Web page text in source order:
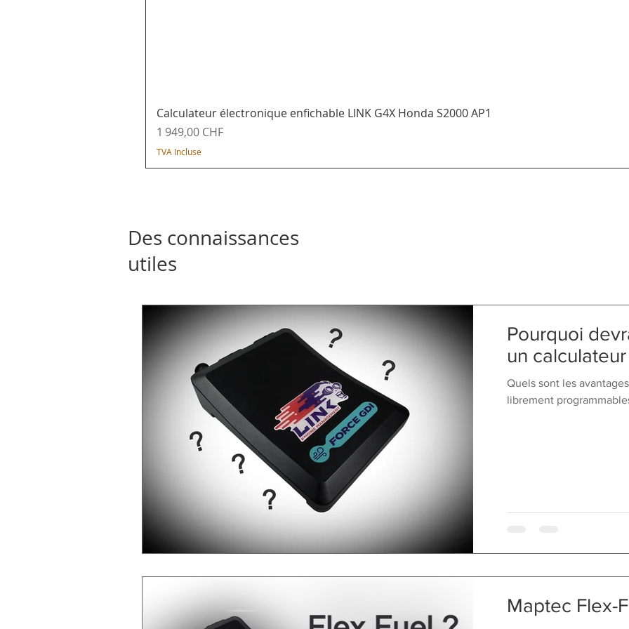
Aperçu rapide
Calculateur électronique enfichable LINK G4X Honda S2000 AP1
Prix
1 949,00 CHF
TVA Incluse
Des connaissances
utiles
Pourquoi
un
Quels sont les
librement
Maptec Flex-